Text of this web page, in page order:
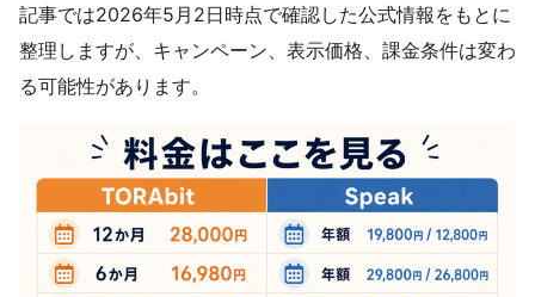
記事では2026年5月2日時点で確認した公式情報をもとに
整理しますが、キャンペーン、表示価格、課金条件は変わ
る可能性があります。